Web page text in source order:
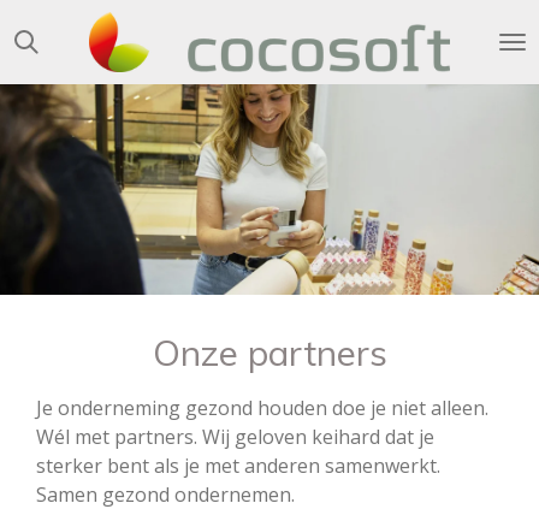
direct
naar
de
hoofdinhoud
Onze partners
Je onderneming gezond houden doe je niet alleen.
Wél met partners. Wij geloven keihard dat je
sterker bent als je met anderen samenwerkt.
Samen gezond ondernemen.